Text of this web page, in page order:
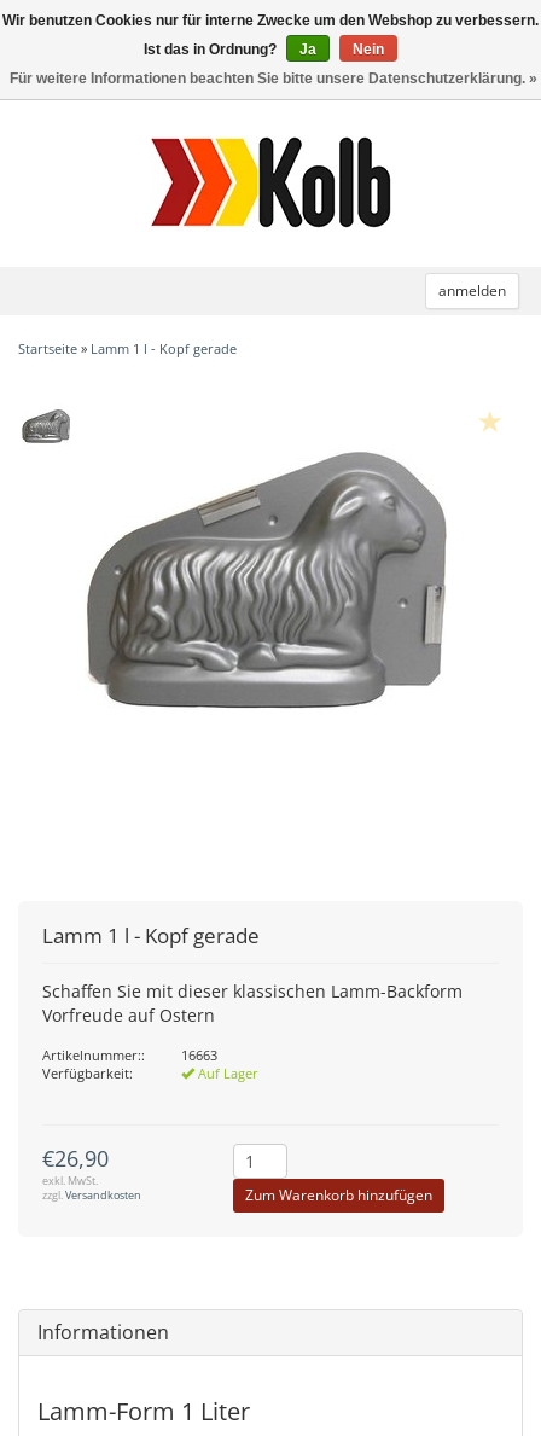
anmelden
Toggle
Startseite » Lamm 1 l - Kopf gerade
Lamm 1 l - Kopf gerade
Schaffen Sie mit dieser klassischen Lamm-Backform
Vorfreude auf Ostern
Artikelnummer::
16663
Verfügbarkeit:
Auf Lager
€26,90
exkl. MwSt.
zzgl.Versandkosten Zum Warenkorb hinzufügen
Informationen
Lamm-Form 1 Liter
Wir benutzen Cookies nur für interne Zwecke um den Webshop zu verbessern.
Ist das in Ordnung?
Ja
Nein
Für weitere Informationen beachten Sie bitte unsere Datenschutzerklärung. »